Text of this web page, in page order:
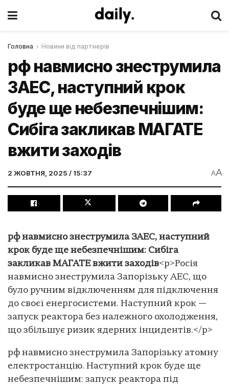
Головна Новини від партнерів
рф навмисно знеструмила
ЗАЕС, наступний крок
буде ще небезпечнішим:
Сибіга закликав МАГАТЕ
вжити заходів
2 ЖОВТНЯ, 2025 / 15:37 AA
рф навмисно знеструмила ЗАЕС, наступний
крок буде ще небезпечнішим: Сибіга
закликав МАГАТЕ вжити заходів<p>Росія
навмисно знеструмила Запорізьку АЕС, що
було ручним відключенням для підключення
до своєї енергосистеми. Наступний крок —
запуск реактора без належного охолодження,
що збільшує ризик ядерних інцидентів.</p>
рф навмисно знеструмила Запорізьку атомну
електростанцію. Наступний крок буде ще
небезпечнішим: запуск реактора під